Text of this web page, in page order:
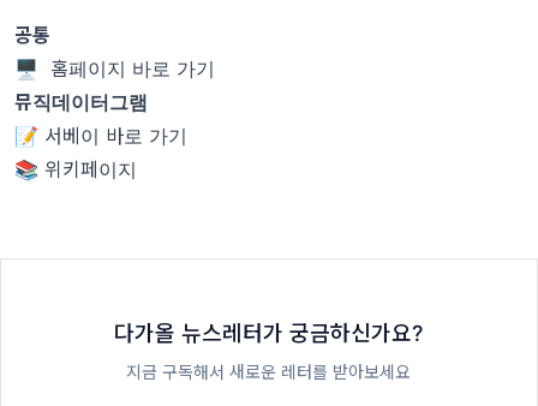
공통
🖥 홈페이지 바로 가기
뮤직데이터그램
📝 서베이 바로 가기
📚 위키페이지
다가올 뉴스레터가 궁금하신가요?
지금 구독해서 새로운 레터를 받아보세요